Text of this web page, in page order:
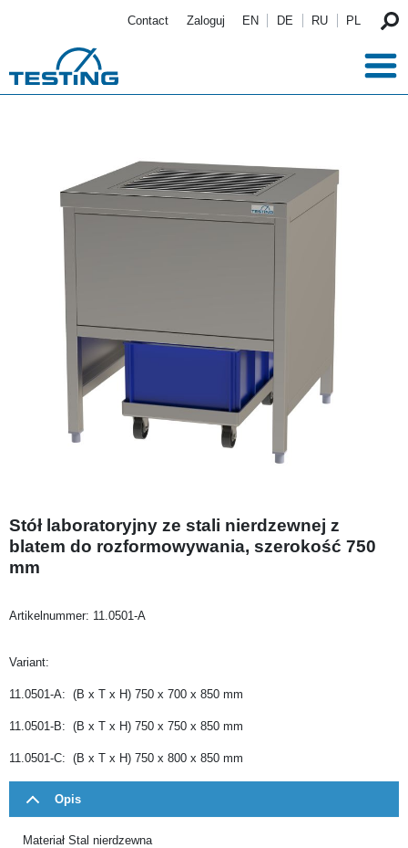
Contact Zaloguj EN DE RU PL
Stół laboratoryjny ze stali nierdzewnej z
blatem do rozformowywania, szerokość 750
mm
Artikelnummer: 11.0501-A
Variant:
11.0501-A: (B x T x H) 750 x 700 x 850 mm
11.0501-B: (B x T x H) 750 x 750 x 850 mm
11.0501-C: (B x T x H) 750 x 800 x 850 mm
Opis
Materiał Stal nierdzewna